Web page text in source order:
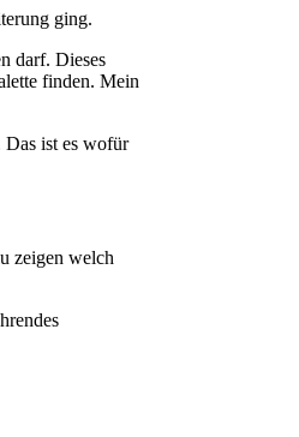
ging.
darf. Dieses
finden. Mein
Das ist es wofür
zeigen welch